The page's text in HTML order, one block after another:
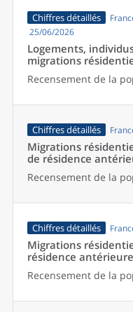
Chiffres détaillés
25/06/2026
Logements,
migrations
Recensement de la
Chiffres détaillés
Migrations
de résidence
Recensement de la
Chiffres détaillés
Migrations
résidence antérieure
Recensement de la